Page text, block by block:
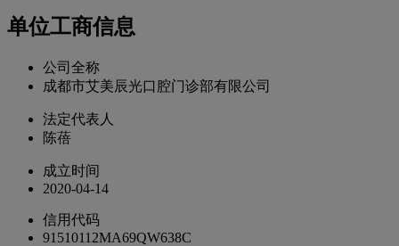
单位工商信息
公司全称
成都市艾美辰光口腔门诊部有限公司
法定代表人
陈蓓
成立时间
2020-04-14
信用代码
91510112MA69QW638C